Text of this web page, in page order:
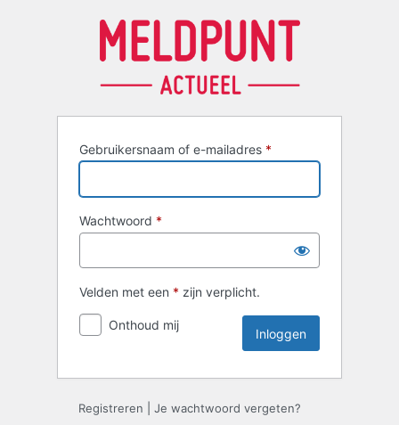
Gebruikersnaam of e-mailadres *
Wachtwoord *
Velden met een * zijn verplicht.
Onthoud mij
Registreren Je wachtwoord vergeten?